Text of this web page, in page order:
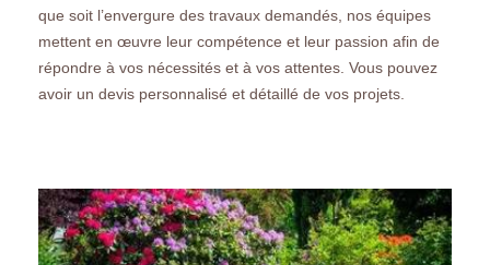
que soit l’envergure des travaux demandés, nos équipes
mettent en œuvre leur compétence et leur passion afin de
répondre à vos nécessités et à vos attentes. Vous pouvez
avoir un devis personnalisé et détaillé de vos projets.